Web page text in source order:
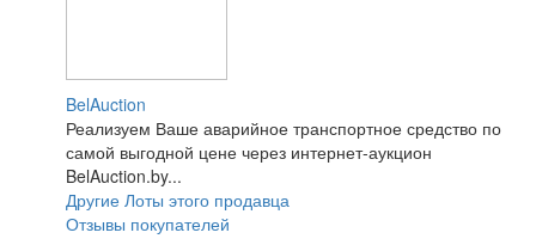
BelAuction
Реализуем Ваше аварийное транспортное средство по
самой выгодной цене через интернет-аукцион
BelAuction.by...
Другие Лоты этого продавца
Отзывы покупателей